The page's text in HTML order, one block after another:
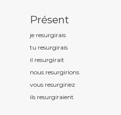
Présent
je resurgirais
tu resurgirais
il resurgirait
nous resurgirions
vous resurgiriez
ils resurgiraient